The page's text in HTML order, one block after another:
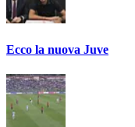
Ecco la nuova Juve